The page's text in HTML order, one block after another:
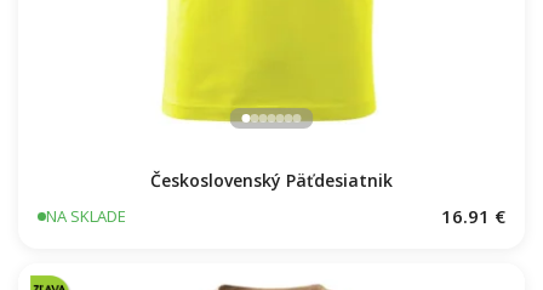
Československý Päťdesiatnik
NA SKLADE 16.91 €